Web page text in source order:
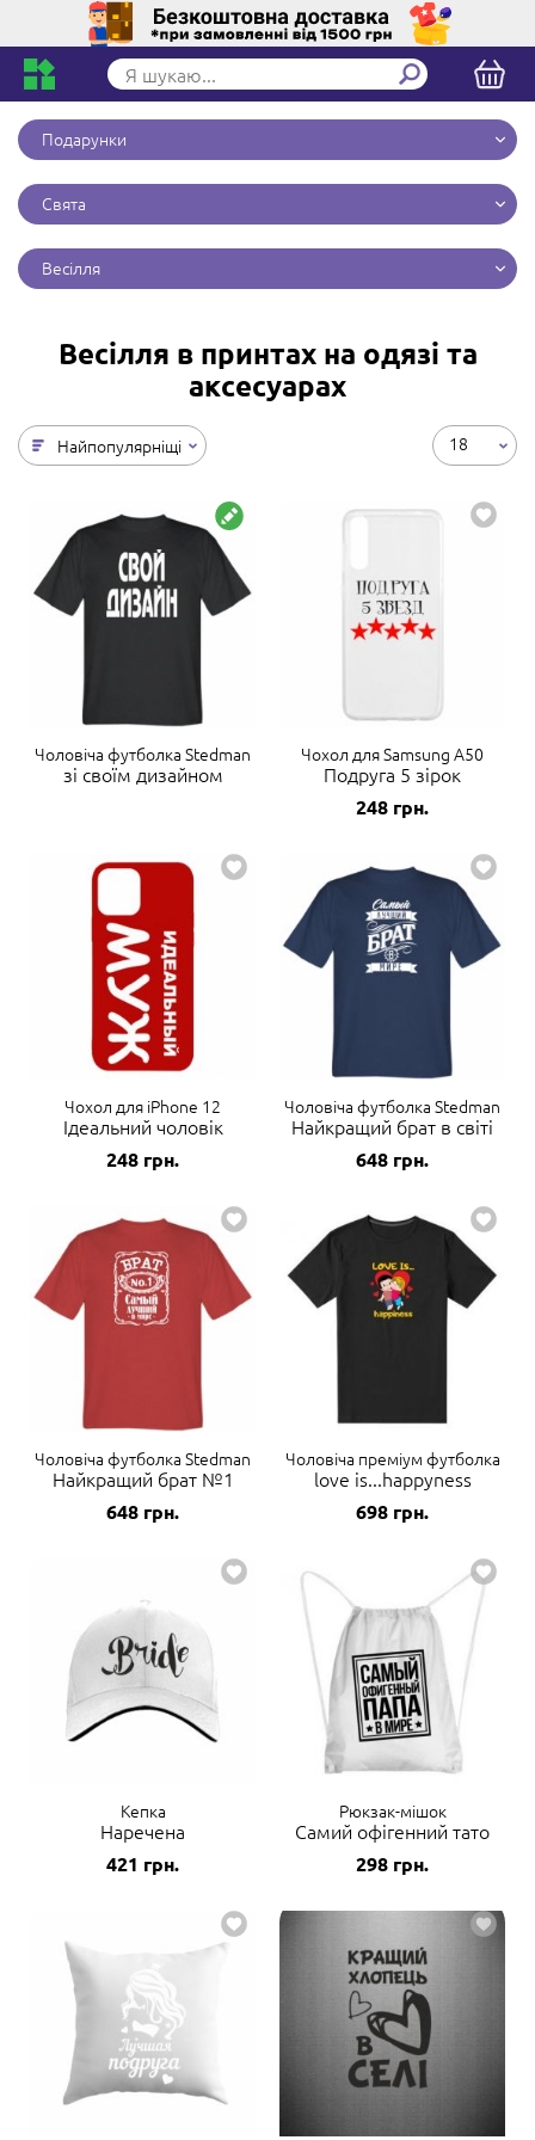
Подарунки
Свята
Весілля
Весілля в принтах на одязі та
аксесуарах
Найпопулярніщі 18
Чоловіча футболка Stedman
зі своїм дизайном
Чохол для Samsung A50
Подруга 5 зірок
248 грн.
Чохол для iPhone 12
Ідеальний чоловік
248 грн.
Чоловіча футболка Stedman
Найкращий брат в світі
648 грн.
Чоловіча футболка Stedman
Найкращий брат №1
648 грн.
Чоловіча преміум футболка
love is...happyness
698 грн.
Кепка
Наречена
421 грн.
Рюкзак-мішок
Самий офігенний тато
298 грн.